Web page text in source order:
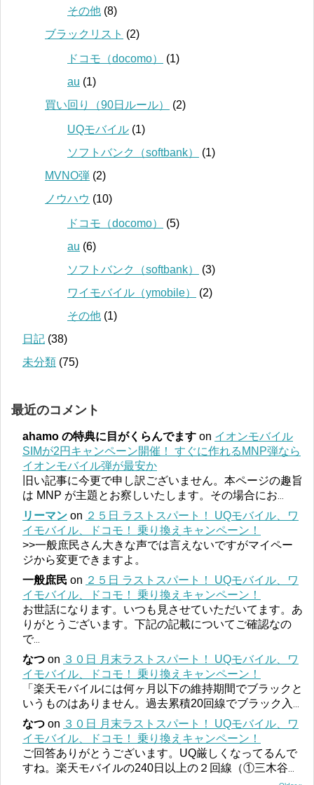
その他 (8)
ブラックリスト (2)
ドコモ（docomo）
(1)
au (1)
買い回り（90日ルール）
(2)
UQモバイル (1)
ソフトバンク（softbank）
(1)
MVNO弾 (2)
ノウハウ (10)
ドコモ（docomo）
(5)
au (6)
ソフトバンク（softbank）
(3)
ワイモバイル（ymobile）
(2)
その他 (1)
日記 (38)
未分類 (75)
最近のコメント
ahamo の特典に目がくらんでます on イオンモバイル
SIMが2円キャンペーン開催！ すぐに作れるMNP弾なら
イオンモバイル弾が最安か
旧い記事に今更で申し訳ございません。本ページの趣旨
は MNP が主題とお察しいたします。その場合にお
リーマン on ２５日 ラストスパート！ UQモバイル、ワ
イモバイル、ドコモ！ 乗り換えキャンペーン！
>>一般庶民さん大きな声では言えないですがマイペー
ジから変更できますよ。
一般庶民 on ２５日 ラストスパート！ UQモバイル、ワ
イモバイル、ドコモ！ 乗り換えキャンペーン！
お世話になります。いつも見させていただいてます。あ
りがとうございます。下記の記載についてご確認なの
で...
なつ on ３０日 月末ラストスパート！ UQモバイル、ワ
イモバイル、ドコモ！ 乗り換えキャンペーン！
「楽天モバイルには何ヶ月以下の維持期間でブラックと
いうものはありません。過去累積20回線でブラック入
なつ on ３０日 月末ラストスパート！ UQモバイル、ワ
イモバイル、ドコモ！ 乗り換えキャンペーン！
ご回答ありがとうございます。UQ厳しくなってるんで
すね。楽天モバイルの240日以上の２回線（①三木谷